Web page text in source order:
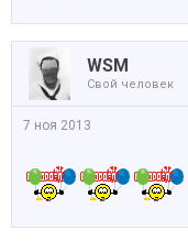
WSM
Свой человек
7 ноя 2013